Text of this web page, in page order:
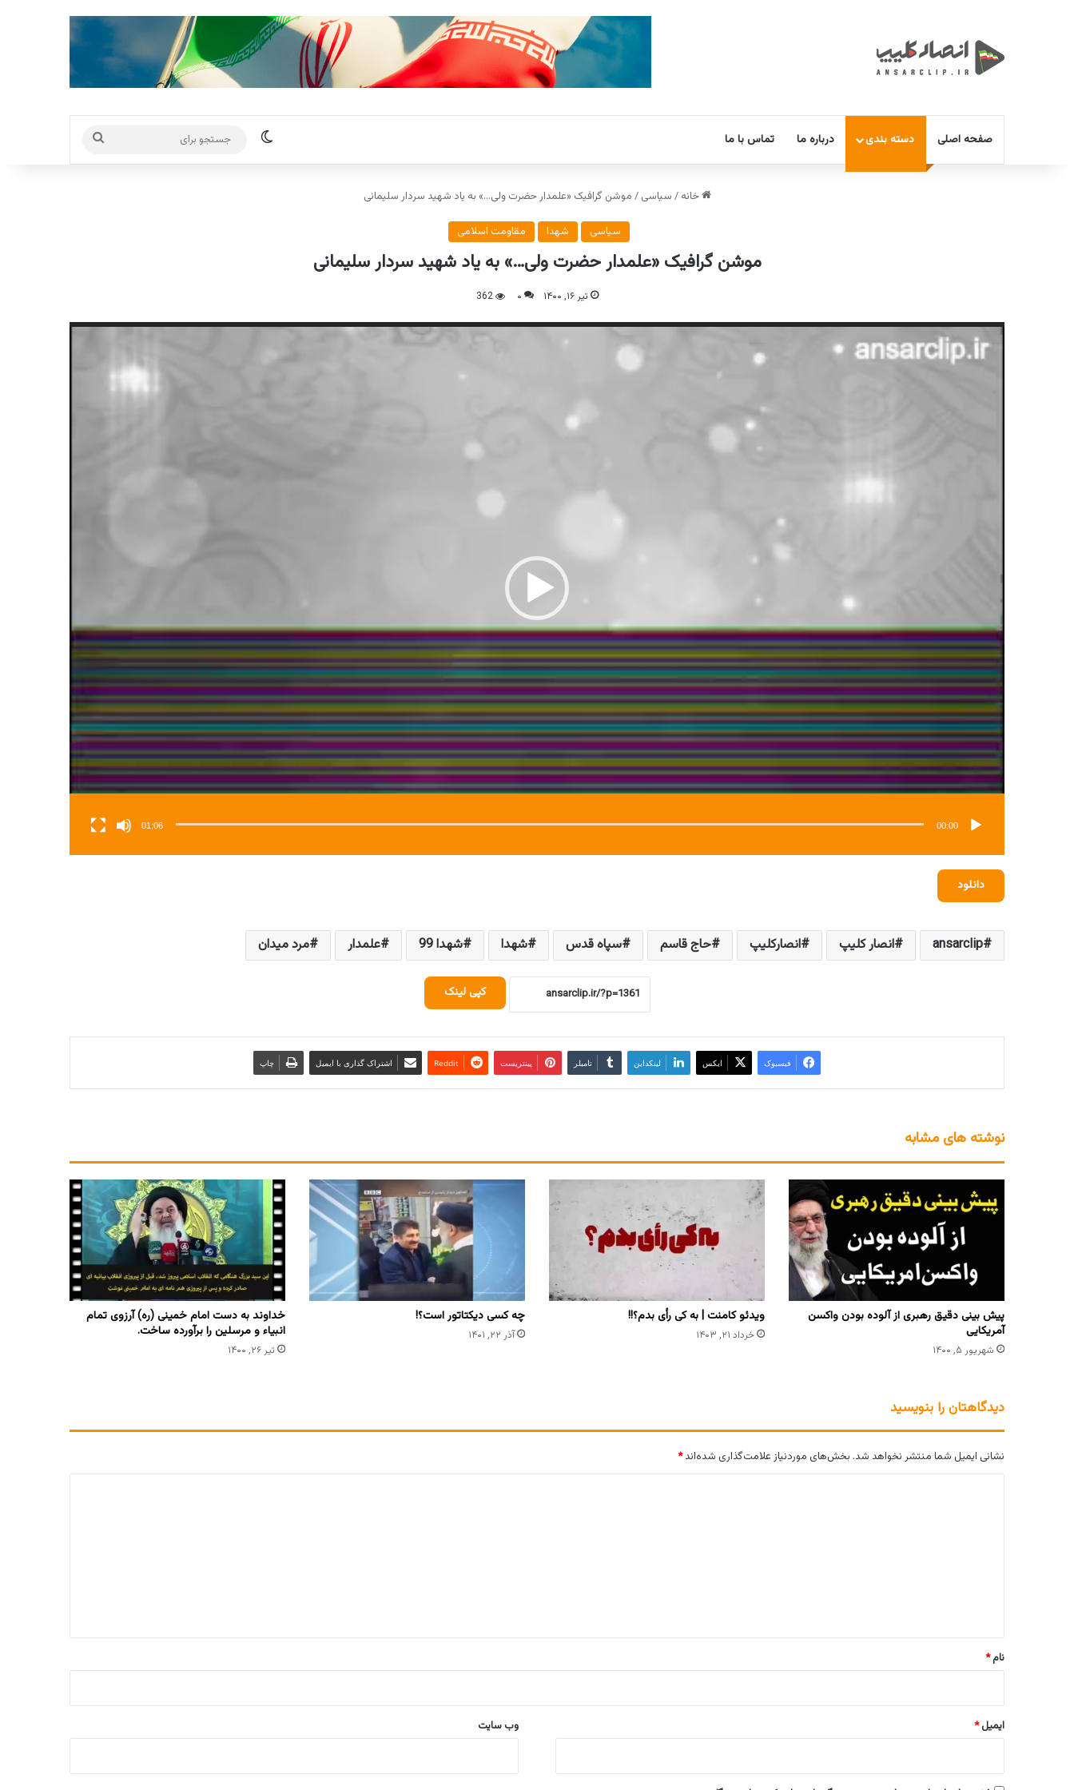
صفحه اصلی دسته بندی درباره ما تماس با ما تغییر پوسته
برای
خانه / سیاسی / موشن گرافیک «علمدار حضرت ولی…» به یاد شهید سردار سلیمانی
سیاسی شهدا مقاومت اسلامی
موشن گرافیک «علمدار حضرت ولی…» به یاد شهید سردار سلیمانی
تیر ۱۶, ۱۴۰۰ ۰ 362
نمایشگر
ویدیو
00:00
01:06
دانلود
ansarclip انصار کلیپ انصارکلیپ حاج قاسم سپاه قدس شهدا شهدا 99 علمدار مرد میدان
کپی لینک
فیسبوک ایکس لینکداین تامبلر پینتریست Reddit اشتراک گذاری با ایمیل چاپ
نوشته های مشابه
پیش بینی دقیق رهبری از آلوده بودن واکسن
آمریکایی
شهریور ۵, ۱۴۰۰
ویدئو کامنت | به کی رأی بدم؟!!
خرداد ۲۱, ۱۴۰۳
چه کسی دیکتاتور است؟!
آذر ۲۲, ۱۴۰۱
خداوند به دست امام خمینی (ره) آرزوی تمام
انبیاء و مرسلین را برآورده ساخت.
تیر ۲۶, ۱۴۰۰
دیدگاهتان را بنویسید
نشانی ایمیل شما منتشر نخواهد شد. بخش‌های موردنیاز علامت‌گذاری شده‌اند*
نام*
ایمیل* وب‌ سایت